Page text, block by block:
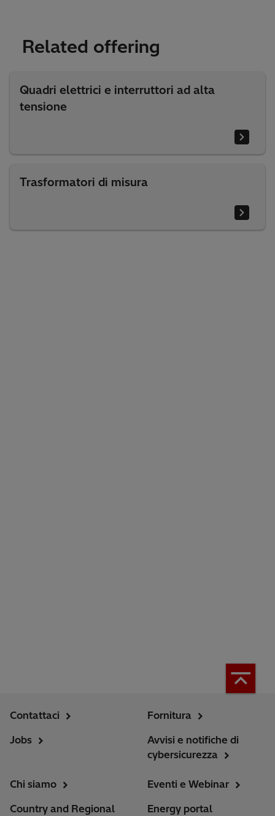
Related offering
Quadri elettrici e interruttori ad alta
tensione
Trasformatori di misura
Contattaci
Jobs
Fornitura
Avvisi e notifiche di
cybersicurezza
Chi siamo
Country and Regional
Eventi e Webinar
Energy portal